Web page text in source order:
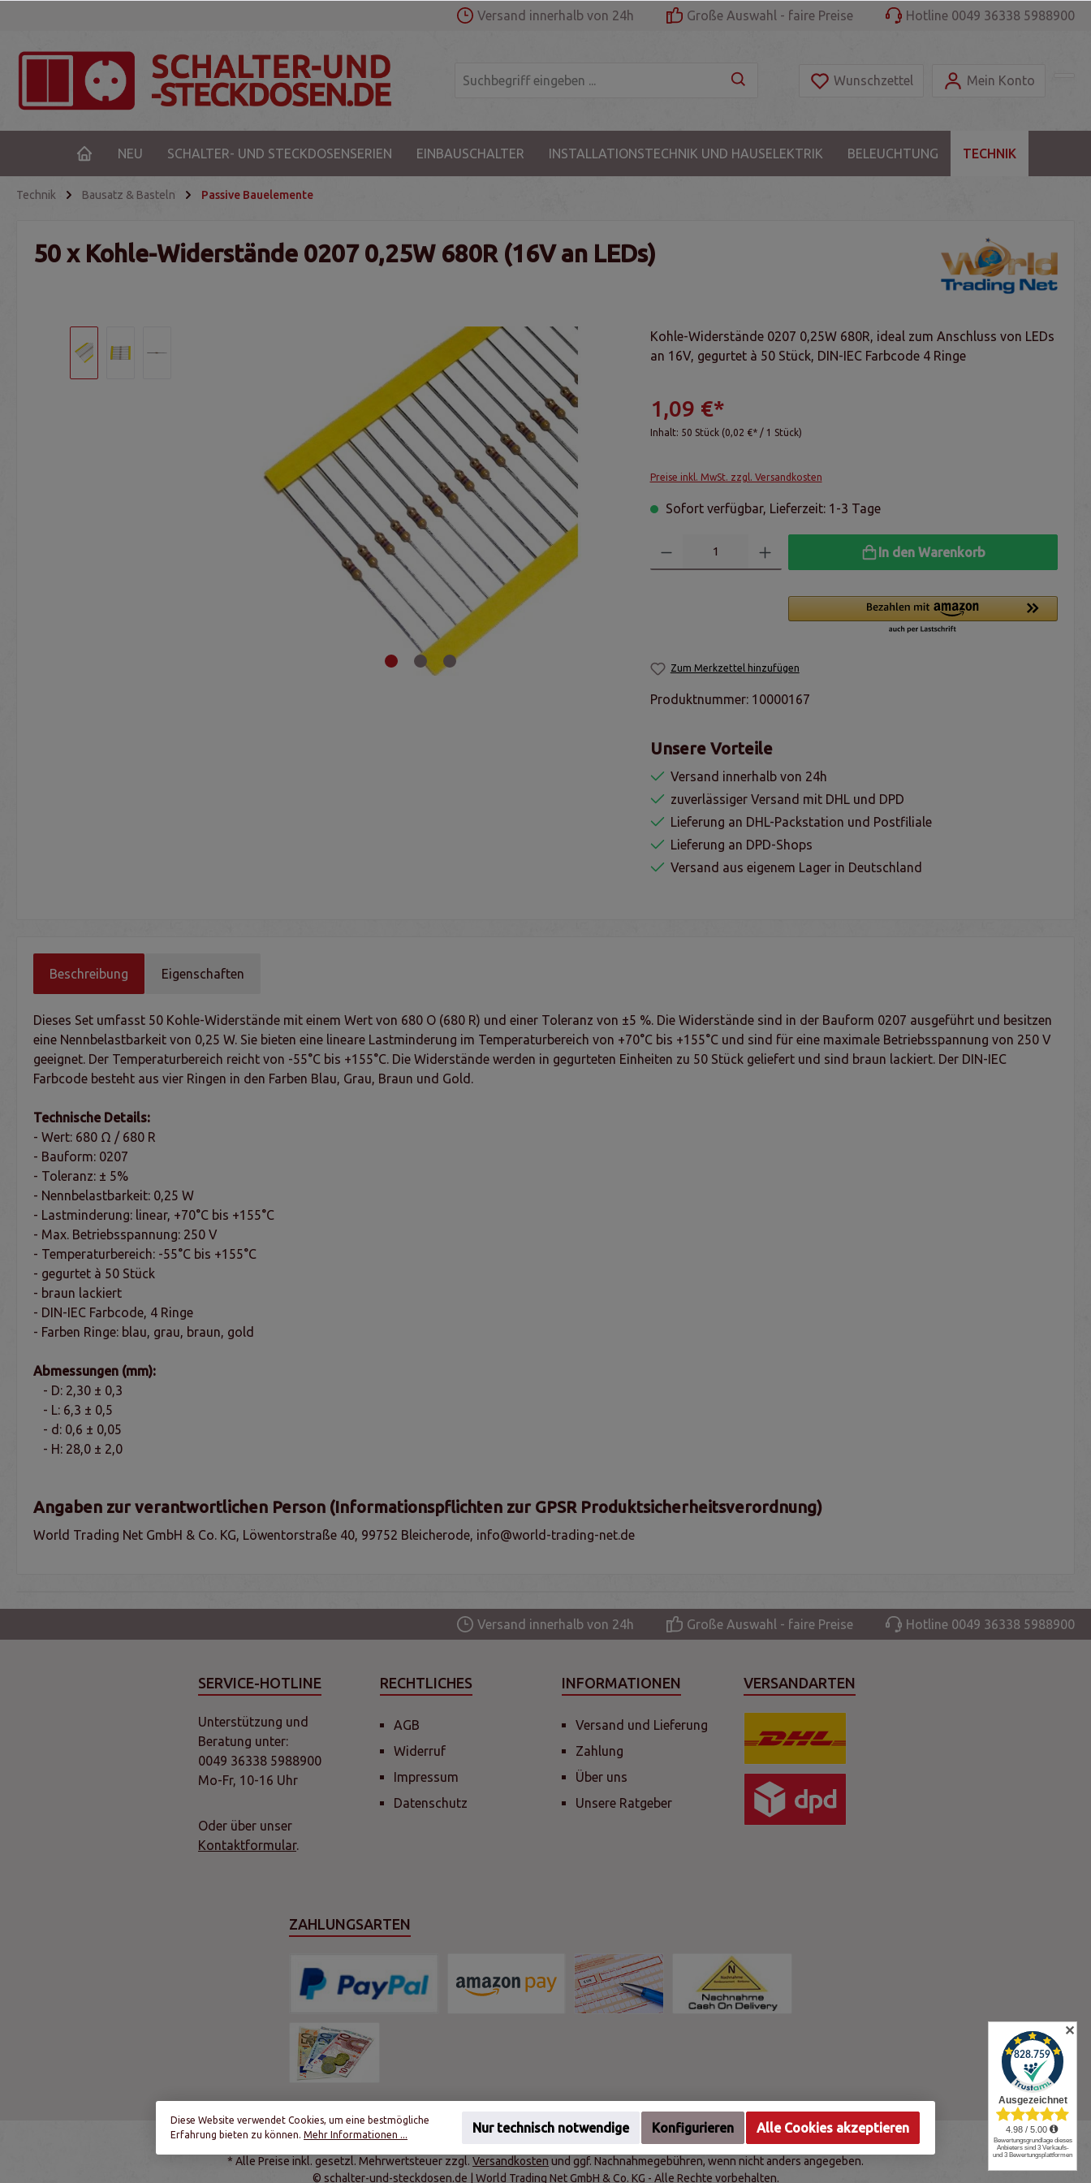
Versand innerhalb von 24h Große Auswahl - faire Preise Hotline 0049 36338 5988900
Wunschzettel Mein Konto
NEU SCHALTER- UND STECKDOSENSERIEN EINBAUSCHALTER INSTALLATIONSTECHNIK UND HAUSELEKTRIK BELEUCHTUNG TECHNIK
Technik Bausatz & Basteln Passive Bauelemente
50 x Kohle-Widerstände 0207 0,25W 680R (16V an LEDs)
Kohle-Widerstände 0207 0,25W 680R, ideal zum Anschluss von LEDs
an 16V, gegurtet à 50 Stück, DIN-IEC Farbcode 4 Ringe
1,09 €*
Inhalt: 50 Stück (0,02 €* / 1 Stück)
Preise inkl. MwSt. zzgl. Versandkosten
Sofort verfügbar, Lieferzeit: 1-3 Tage
In den Warenkorb
Zum Merkzettel hinzufügen
Produktnummer: 10000167
Unsere Vorteile
Versand innerhalb von 24h
zuverlässiger Versand mit DHL und DPD
Lieferung an DHL-Packstation und Postfiliale
Lieferung an DPD-Shops
Versand aus eigenem Lager in Deutschland
Beschreibung Eigenschaften
Dieses Set umfasst 50 Kohle-Widerstände mit einem Wert von 680 O (680 R) und einer Toleranz von ±5 %. Die Widerstände sind in der Bauform 0207 ausgeführt und besitzen
eine Nennbelastbarkeit von 0,25 W. Sie bieten eine lineare Lastminderung im Temperaturbereich von +70°C bis +155°C und sind für eine maximale Betriebsspannung von 250 V
geeignet. Der Temperaturbereich reicht von -55°C bis +155°C. Die Widerstände werden in gegurteten Einheiten zu 50 Stück geliefert und sind braun lackiert. Der DIN-IEC
Farbcode besteht aus vier Ringen in den Farben Blau, Grau, Braun und Gold.
Technische Details:
- Wert: 680 Ω / 680 R
- Bauform: 0207
- Toleranz: ± 5%
- Nennbelastbarkeit: 0,25 W
- Lastminderung: linear, +70°C bis +155°C
- Max. Betriebsspannung: 250 V
- Temperaturbereich: -55°C bis +155°C
- gegurtet à 50 Stück
- braun lackiert
- DIN-IEC Farbcode, 4 Ringe
- Farben Ringe: blau, grau, braun, gold
Abmessungen (mm):
- D: 2,30 ± 0,3
- L: 6,3 ± 0,5
- d: 0,6 ± 0,05
- H: 28,0 ± 2,0
Angaben zur verantwortlichen Person (Informationspflichten zur GPSR Produktsicherheitsverordnung)
World Trading Net GmbH & Co. KG, Löwentorstraße 40, 99752 Bleicherode, info@world-trading-net.de
Versand innerhalb von 24h Große Auswahl - faire Preise Hotline 0049 36338 5988900
SERVICE-HOTLINE
Unterstützung und
Beratung unter:
0049 36338 5988900
Mo-Fr, 10-16 Uhr
Oder über unser
Kontaktformular.
RECHTLICHES
AGB
Widerruf
Impressum
Datenschutz
INFORMATIONEN
Versand und Lieferung
Zahlung
Über uns
Unsere Ratgeber
VERSANDARTEN
ZAHLUNGSARTEN
* Alle Preise inkl. gesetzl. Mehrwertsteuer zzgl. Versandkosten und ggf. Nachnahmegebühren, wenn nicht anders angegeben.
© schalter-und-steckdosen.de | World Trading Net GmbH & Co. KG - Alle Rechte vorbehalten.
Diese Website verwendet Cookies, um eine bestmögliche
Erfahrung bieten zu können. Mehr Informationen ... Nur technisch notwendige Konfigurieren Alle Cookies akzeptieren
✕